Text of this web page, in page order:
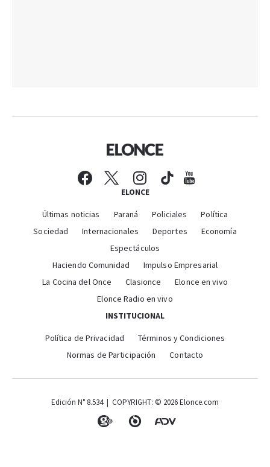
ELONCE
Últimas noticias Paraná Policiales
Política
Sociedad
Internacionales Deportes
Economía
Espectáculos
Haciendo Comunidad
Impulso Empresarial
La Cocina del Once
Clasionce
Elonce en vivo
Elonce Radio en vivo
INSTITUCIONAL
Política de Privacidad
Términos y Condiciones
Normas de Participación
Contacto
Edición N° 8.534 | COPYRIGHT: © 2026 Elonce.com